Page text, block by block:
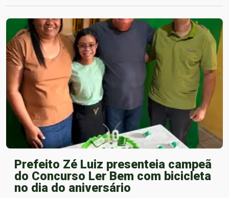
Prefeito Zé Luiz presenteia campeã
do Concurso Ler Bem com bicicleta
no dia do aniversário